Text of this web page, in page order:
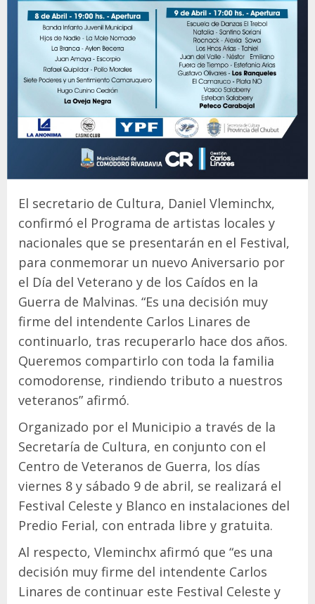
El secretario de Cultura, Daniel Vleminchx,
confirmó el Programa de artistas locales y
nacionales que se presentarán en el Festival,
para conmemorar un nuevo Aniversario por
el Día del Veterano y de los Caídos en la
Guerra de Malvinas. “Es una decisión muy
firme del intendente Carlos Linares de
continuarlo, tras recuperarlo hace dos años.
Queremos compartirlo con toda la familia
comodorense, rindiendo tributo a nuestros
veteranos” afirmó.
Organizado por el Municipio a través de la
Secretaría de Cultura, en conjunto con el
Centro de Veteranos de Guerra, los días
viernes 8 y sábado 9 de abril, se realizará el
Festival Celeste y Blanco en instalaciones del
Predio Ferial, con entrada libre y gratuita.
Al respecto, Vleminchx afirmó que “es una
decisión muy firme del intendente Carlos
Linares de continuar este Festival Celeste y